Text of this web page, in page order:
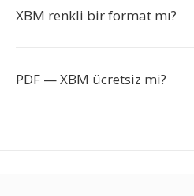
XBM renkli bir format mı?
PDF — XBM ücretsiz mi?